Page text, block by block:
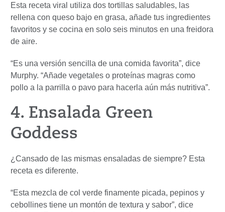
Esta receta viral utiliza dos tortillas saludables, las
rellena con queso bajo en grasa, añade tus ingredientes
favoritos y se cocina en solo seis minutos en una freidora
de aire.
“Es una versión sencilla de una comida favorita”, dice
Murphy. “Añade vegetales o proteínas magras como
pollo a la parrilla o pavo para hacerla aún más nutritiva”.
4. Ensalada Green
Goddess
¿Cansado de las mismas ensaladas de siempre? Esta
receta es diferente.
“Esta mezcla de col verde finamente picada, pepinos y
cebollines tiene un montón de textura y sabor”, dice